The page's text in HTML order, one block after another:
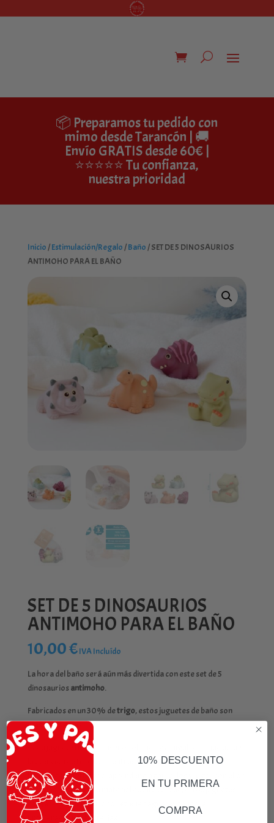
📦 Preparamos tu pedido con
mimo desde Tarancón | 🚚
Envío GRATIS desde 60€ |
⭐⭐⭐⭐⭐ Tu confianza,
nuestra prioridad
Inicio /Estimulación/Regalo /Baño / SET DE 5 DINOSAURIOS
ANTIMOHO PARA EL BAÑO
SET DE 5 DINOSAURIOS
ANTIMOHO PARA EL BAÑO
10,00€IVA Incluído
La hora del baño será aún más divertida con este set de 5
dinosauriosantimoho.
Fabricados en un 30% detrigo, estos juguetes de baño son
más ecológicos.
Cada juguete tiene un diseño colorido y amigable, lo que atrae
la atención de tu bebé mientras lo ayuda a desarrollar sus
habilidades motrices al aprender a agarrarlos y jugar con ellos.
Además, gracias a su material de alta calidad, estos juguetes
son fáciles de limpiar y no retienen agua, evitando la
proliferación de bacterias.
10% DESCUENTO
EN TU PRIMERA
COMPRA